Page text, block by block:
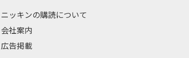
ニッキンの購読について
会社案内
広告掲載